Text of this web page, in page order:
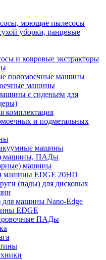
моющие пылесосы
уборки, ранцевые
и ковровые экстракторы
поломоечные машины
машины
с сиденьем для
комплектация
и подметальных
машины
машины, ПАДы
машины
машины EDGE 20HD
(пады) для дисковых
для машины Nano-Edge
EDGE
ПАДы